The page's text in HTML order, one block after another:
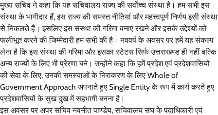
मुख्य सचिव ने कहा कि यह सचिवालय राज्य की सर्वाेच्च संस्था है। हम सभी इस
संस्था के भागीदार हैं, इस राज्य की समस्त नीतियां और महत्त्वपूर्ण निर्णय इसी संस्था
से निकलते हैं। इसलिए इस संस्था की गरिमा बनाए रखने और इसके उद्देश्यों को
फलीभूत करने की जिम्मेदारी हम सभी की है। नववर्ष के अवसर पर हमें यह संकल्प
लेना है कि इस संस्था की गरिमा और इसका स्टेटस सिर्फ उत्तराखण्ड ही नहीं बल्कि
अन्य राज्यों के लिए भी प्रेरणा बने। उन्होंने कहा कि हमें प्रदेश एवं प्रदेशवासियों
की सेवा के लिए, उनकी समस्याओं के निराकरण के लिए Whole of
Government Approach अपनाते हुए Single Entity के रूप में कार्य करते हुए
प्रदेशवासियों के सुख दुख में सहभागी बनना है।
इस अवसर पर अपर सचिव नवनीत पाण्डेय, सचिवालय संघ के पदाधिकारी एवं